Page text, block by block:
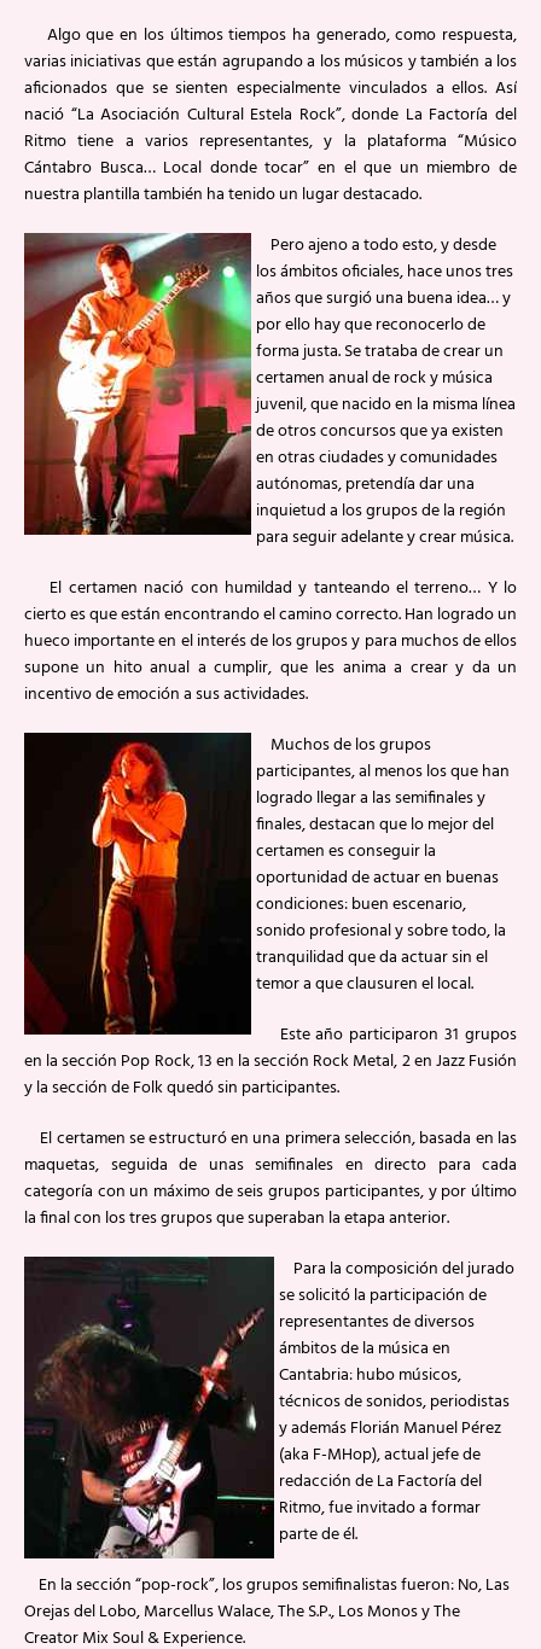
Algo que en los últimos tiempos ha generado, como respuesta,
varias iniciativas que están agrupando a los músicos y también a los
aficionados que se sienten especialmente vinculados a ellos. Así
nació “La Asociación Cultural Estela Rock”, donde La Factoría del
Ritmo tiene a varios representantes, y la plataforma “Músico
Cántabro Busca… Local donde tocar” en el que un miembro de
nuestra plantilla también ha tenido un lugar destacado.
Pero ajeno a todo esto, y desde
los ámbitos oficiales, hace unos tres
años que surgió una buena idea… y
por ello hay que reconocerlo de
forma justa. Se trataba de crear un
certamen anual de rock y música
juvenil, que nacido en la misma línea
de otros concursos que ya existen
en otras ciudades y comunidades
autónomas, pretendía dar una
inquietud a los grupos de la región
para seguir adelante y crear música.
El certamen nació con humildad y tanteando el terreno… Y lo
cierto es que están encontrando el camino correcto. Han logrado un
hueco importante en el interés de los grupos y para muchos de ellos
supone un hito anual a cumplir, que les anima a crear y da un
incentivo de emoción a sus actividades.
Muchos de los grupos
participantes, al menos los que han
logrado llegar a las semifinales y
finales, destacan que lo mejor del
certamen es conseguir la
oportunidad de actuar en buenas
condiciones: buen escenario,
sonido profesional y sobre todo, la
tranquilidad que da actuar sin el
temor a que clausuren el local.
Este año participaron 31 grupos
en la sección Pop Rock, 13 en la sección Rock Metal, 2 en Jazz Fusión
y la sección de Folk quedó sin participantes.
El certamen se estructuró en una primera selección, basada en las
maquetas, seguida de unas semifinales en directo para cada
categoría con un máximo de seis grupos participantes, y por último
la final con los tres grupos que superaban la etapa anterior.
Para la composición del jurado
se solicitó la participación de
representantes de diversos
ámbitos de la música en
Cantabria: hubo músicos,
técnicos de sonidos, periodistas
y además Florián Manuel Pérez
(aka F-MHop), actual jefe de
redacción de La Factoría del
Ritmo, fue invitado a formar
parte de él.
En la sección “pop-rock”, los grupos semifinalistas fueron: No, Las
Orejas del Lobo, Marcellus Walace, The S.P., Los Monos y The
Creator Mix Soul & Experience.